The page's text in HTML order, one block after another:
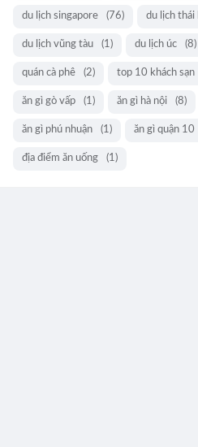
du lịch singapore (76) du lịch thái
du lịch vũng tàu (1) du lịch úc (8)
quán cà phê (2) top 10 khách sạn
ăn gì gò vấp (1) ăn gì hà nội (8)
ăn gì phú nhuận (1) ăn gì quận 10
địa điểm ăn uống (1)